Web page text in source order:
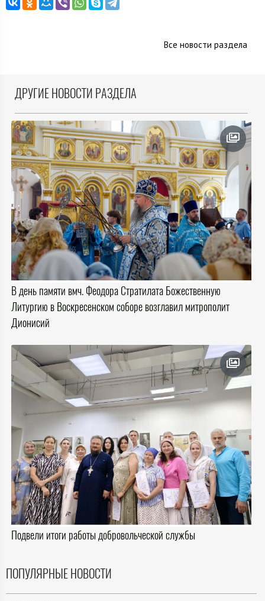
Все новости раздела
ДРУГИЕ НОВОСТИ РАЗДЕЛА
В день памяти вмч. Феодора Стратилата Божественную
Литургию в Воскресенском соборе возглавил митрополит
Дионисий
Подвели итоги работы добровольческой службы
ПОПУЛЯРНЫЕ НОВОСТИ